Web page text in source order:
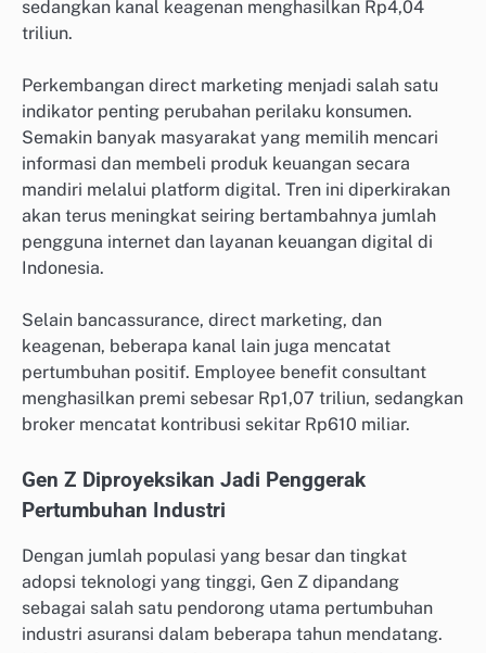
sedangkan kanal keagenan menghasilkan Rp4,04
triliun.
Perkembangan direct marketing menjadi salah satu
indikator penting perubahan perilaku konsumen.
Semakin banyak masyarakat yang memilih mencari
informasi dan membeli produk keuangan secara
mandiri melalui platform digital. Tren ini diperkirakan
akan terus meningkat seiring bertambahnya jumlah
pengguna internet dan layanan keuangan digital di
Indonesia.
Selain bancassurance, direct marketing, dan
keagenan, beberapa kanal lain juga mencatat
pertumbuhan positif. Employee benefit consultant
menghasilkan premi sebesar Rp1,07 triliun, sedangkan
broker mencatat kontribusi sekitar Rp610 miliar.
Gen Z Diproyeksikan Jadi Penggerak
Pertumbuhan Industri
Dengan jumlah populasi yang besar dan tingkat
adopsi teknologi yang tinggi, Gen Z dipandang
sebagai salah satu pendorong utama pertumbuhan
industri asuransi dalam beberapa tahun mendatang.